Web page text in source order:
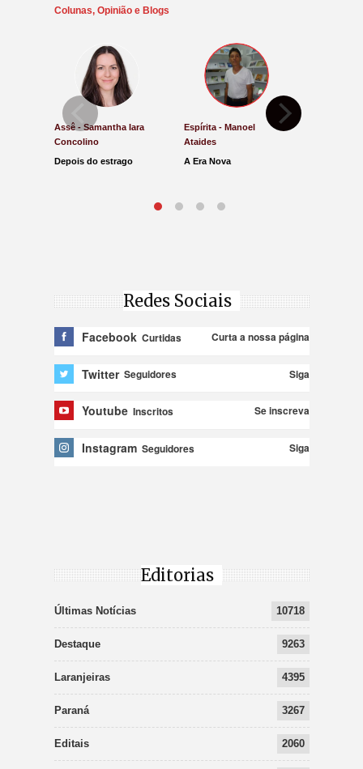
Colunas, Opinião e Blogs
Assê - Samantha Iara
Concolino
Depois do estrago
Espírita - Manoel
Ataides
A Era Nova
Redes Sociais
Facebook Curtidas Curta a nossa página
Twitter Seguidores Siga
Youtube Inscritos Se inscreva
Instagram Seguidores Siga
Editorias
Últimas Notícias 10718
Destaque 9263
Laranjeiras 4395
Paraná 3267
Editais 2060